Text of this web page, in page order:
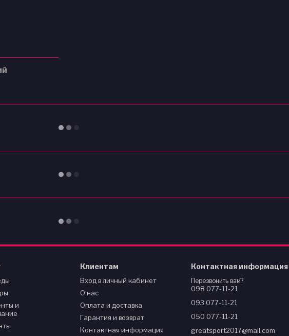
и
Клиентам
Вход в личный кабинет
О нас
Оплата и доставка
Гарантия и возврат
Контактная информация
Контактная информация
Перезвонить вам?
098 077-11-21
093 077-11-21
050 077-11-21
greatsport2017@mail.com